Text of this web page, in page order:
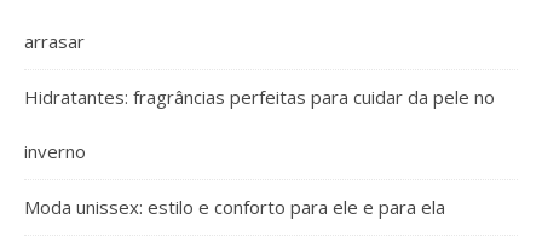
arrasar
Hidratantes: fragrâncias perfeitas para cuidar da pele no
inverno
Moda unissex: estilo e conforto para ele e para ela